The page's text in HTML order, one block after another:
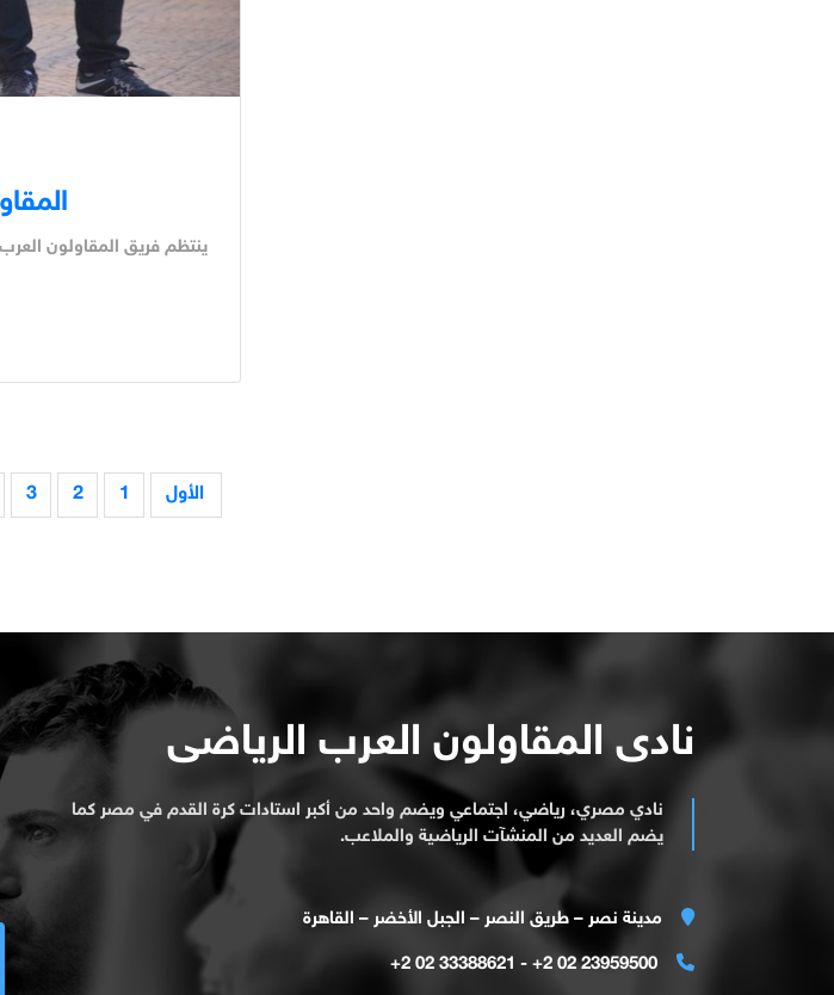
ينتظم فريق المقاولون
الأول 1
2
3
نادى المقاولون العرب الرياضى
نادي مصري، رياضي، اجتماعي ويضم واحد من أكبر استادات كرة القدم في مصر كما
يضم العديد من المنشآت الرياضية والملاعب.
مدينة نصر – طريق النصر – الجبل الأخضر – القاهرة
23959500 02 2+ - 33388621 02 2+